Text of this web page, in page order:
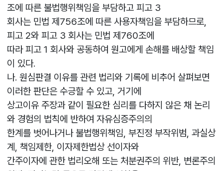
조에 따른 불법행위책임을 부담하고 피고 3
회사는 민법 제756조에 따른 사용자책임을 부담하므로,
피고 2와 피고 3 회사는 민법 제760조에
따라 피고 1 회사와 공동하여 원고에게 손해를 배상할 책임
이 있다.
나. 원심판결 이유를 관련 법리와 기록에 비추어 살펴보면
이러한 판단은 수긍할 수 있고, 거기에
상고이유 주장과 같이 필요한 심리를 다하지 않은 채 논리
와 경험의 법칙에 반하여 자유심증주의의
한계를 벗어나거나 불법행위책임, 부진정 부작위범, 과실상
계, 책임제한, 이자제한법상 선이자와
간주이자에 관한 법리오해 또는 처분권주의 위반, 변론주의